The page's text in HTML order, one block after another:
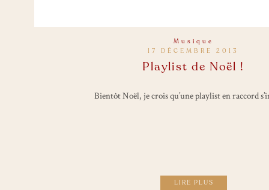
LIRE PLUS
Bientôt Noël, je crois qu’une playlist en raccord
17 DÉCEMBRE 2013
Playlist de Noël !
Musique